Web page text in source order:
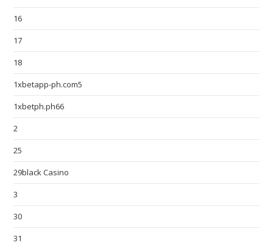
16
17
18
1xbetapp-ph.com5
1xbetph.ph66
2
25
29black Casino
3
30
31